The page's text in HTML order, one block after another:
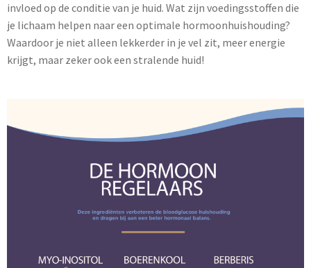
invloed op de conditie van je huid. Wat zijn voedingsstoffen die
je lichaam helpen naar een optimale hormoonhuishouding?
Waardoor je niet alleen lekkerder in je vel zit, meer energie
krijgt, maar zeker ook een stralende huid!